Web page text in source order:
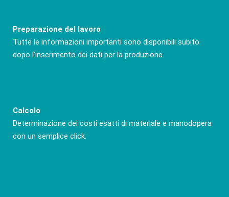
Preparazione del lavoro
Tutte le informazioni importanti sono disponibili subito
dopo l'inserimento dei dati per la produzione.
Calcolo
Determinazione dei costi esatti di materiale e manodopera
con un semplice click.